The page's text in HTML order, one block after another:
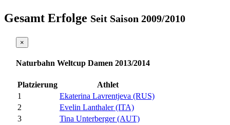
Gesamt Erfolge Seit Saison 2009/2010
×
Naturbahn Weltcup Damen 2013/2014
Platzierung
Athlet
1
Ekaterina Lavrentjeva (RUS)
2
Evelin Lanthaler (ITA)
3
Tina Unterberger (AUT)